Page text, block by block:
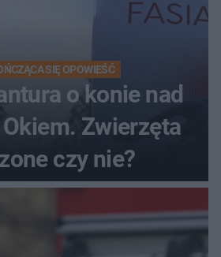
SIĘ OPOWIEŚĆ
o konie nad
Zwierzęta
czy nie?